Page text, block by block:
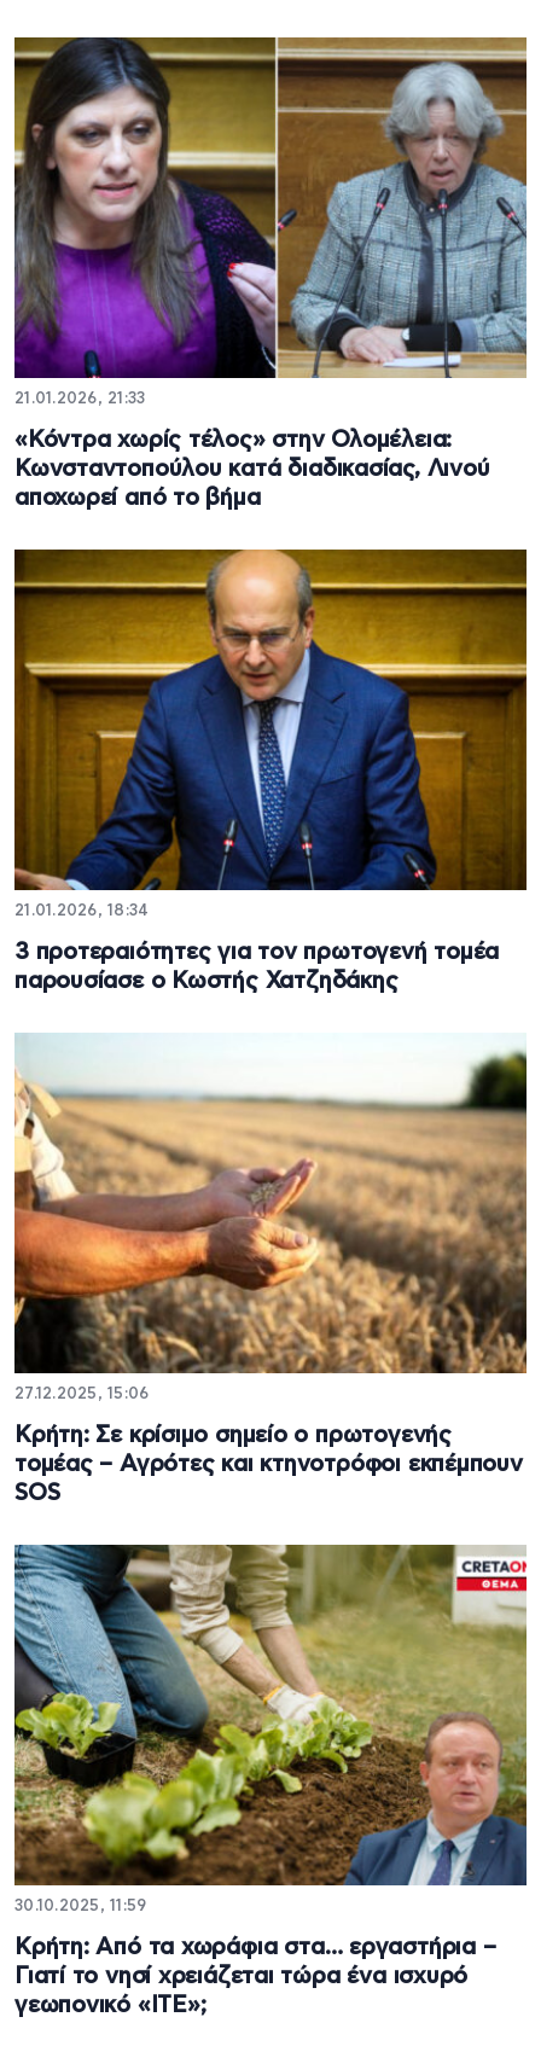
21.01.2026, 21:33
«Κόντρα χωρίς τέλος» στην Ολομέλεια:
Κωνσταντοπούλου κατά διαδικασίας, Λινού
αποχωρεί από το βήμα
21.01.2026, 18:34
3 προτεραιότητες για τον πρωτογενή τομέα
παρουσίασε ο Κωστής Χατζηδάκης
27.12.2025, 15:06
Κρήτη: Σε κρίσιμο σημείο ο πρωτογενής
τομέας – Αγρότες και κτηνοτρόφοι εκπέμπουν
SOS
30.10.2025, 11:59
Κρήτη: Από τα χωράφια στα… εργαστήρια –
Γιατί το νησί χρειάζεται τώρα ένα ισχυρό
γεωπονικό «ΙΤΕ»;